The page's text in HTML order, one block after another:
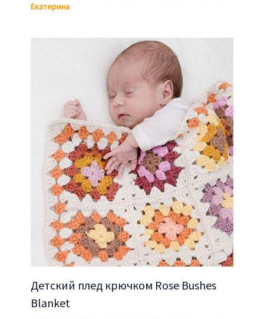
Екатерина
Детский плед крючком Rose Bushes
Blanket